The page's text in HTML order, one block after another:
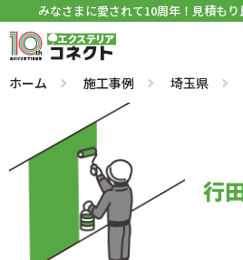
みなさまに愛されて10周年！見積もり
ホーム 施工事例 埼玉県
行